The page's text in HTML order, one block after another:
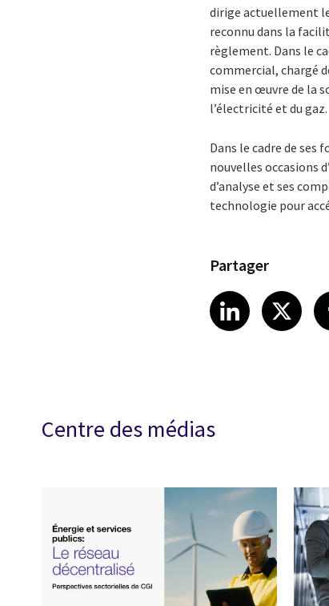
dirige actuellement
reconnu dans la
règlement. Dans le
commercial, chargé
mise en œuvre de la
l’électricité et du gaz.
Dans le cadre de
nouvelles occasions
d’analyse et ses
technologie pour
Partager
Share X
Centre des médias